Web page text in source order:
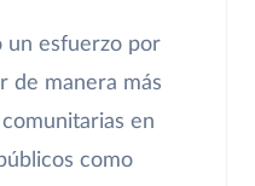
un esfuerzo por
de manera más
en
como